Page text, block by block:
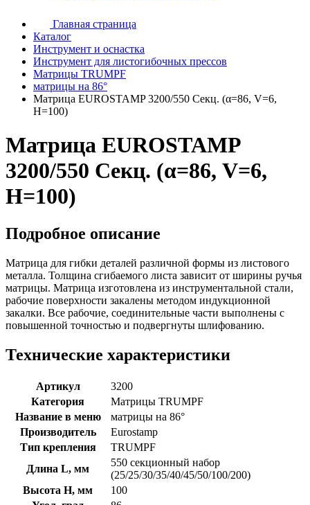
Главная страница
Каталог
Инструмент и оснастка
Инструмент для листогибочных прессов
Матрицы TRUMPF
матрицы на 86°
Матрица EUROSTAMP 3200/550 Секц. (α=86, V=6,
H=100)
Матрица EUROSTAMP
3200/550 Секц. (α=86, V=6,
H=100)
Подробное описание
Матрица для гибки деталей различной формы из листового
металла. Толщина сгибаемого листа зависит от ширины ручья
матрицы. Матрица изготовлена из инструментальной стали,
рабочие поверхности закалены методом индукционной
закалки. Все рабочие, соединительные части выполнены с
повышенной точностью и подвергнуты шлифованию.
Технические характеристики
Артикул
3200
Категория
Матрицы TRUMPF
Название в меню
матрицы на 86°
Производитель
Eurostamp
Тип крепления
TRUMPF
Длина L, мм
550 секционный набор
(25/25/30/35/40/45/50/100/200)
Высота H, мм
100